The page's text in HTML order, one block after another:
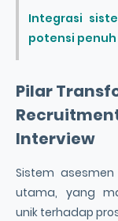
Integrasi
potensi penuh
Pilar
Interview
Sistem
utama, yang
unik terhadap